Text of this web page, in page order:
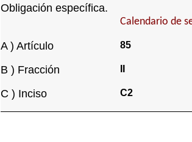
Obligación específica.
Calendario de
A ) Artículo 85
B ) Fracción
C ) Inciso C2